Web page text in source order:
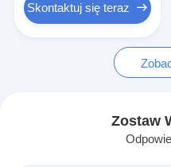
Opakowania z folii
Skontaktuj się teraz
Zostaw